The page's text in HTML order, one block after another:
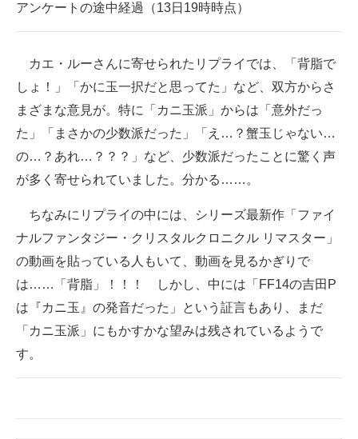
アンケートの途中経過（13日19時時点）
カエ・ルーさんに寄せられたリプライでは、「背脂で
しょ！」「かに玉一択だと思ってた」など、双方からさ
まざまな意見が。特に「カニ玉派」からは「意外だっ
た」「まさかの少数派だった」「え…？蟹玉じゃない…
の…？あれ…？？？」など、少数派だったことに驚く声
が多く寄せられていました。分かる……。
ちなみにリプライの中には、シリーズ最新作「ファイ
ナルファンタジー・クリスタルクロニクル リマスター」
の動画を貼っている人もいて、動画を見るかぎりで
は……「背脂」！！！ しかし、中には「FF14の吉田P
は『カニ玉』の発音だった」という証言もあり、まだ
「カニ玉派」にもかすかな望みは残されているようで
す。